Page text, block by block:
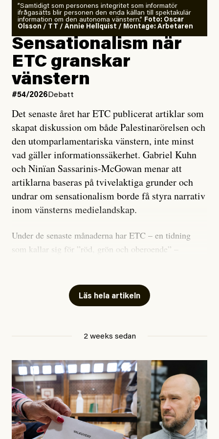
”Samtidigt som personens integritet som informatör
ifrågasätts blir personen den enda källan till spektakulär
information om den autonoma vänstern.” Foto: Oscar
Olsson / TT / Annie Hellquist / Montage: Arbetaren
Sensationalism när
ETC granskar
vänstern
#54/2026 Debatt
Det senaste året har ETC publicerat artiklar som
skapat diskussion om både Palestinarörelsen och
den utomparlamentariska vänstern, inte minst
vad gäller informationssäkerhet. Gabriel Kuhn
och Ninïan Sassarinis-McGowan menar att
artiklarna baseras på tvivelaktiga grunder och
undrar om sensationalism borde få styra narrativ
inom vänsterns medielandskap.
Under de senaste månaderna har ETC – en tidning
som kallar sig för ”röd, grön och oberoende” –
skriver för? Vad betyder det att vara en ”röd, grön och
oberoende” tidning? Och vad är egentligen bra
utpekas som israelisk infiltratör”. Enligt ingressen
handlar artikeln om en person vars ”bakgrund skapar
splittring och oro i rörelsen”. Problemet är att artikeln
skapar betydligt mer oro i palestinarörelsen – och den
oberoende vänstern – än den porträtterade personen
Läs hela artikeln
2 weeks sedan